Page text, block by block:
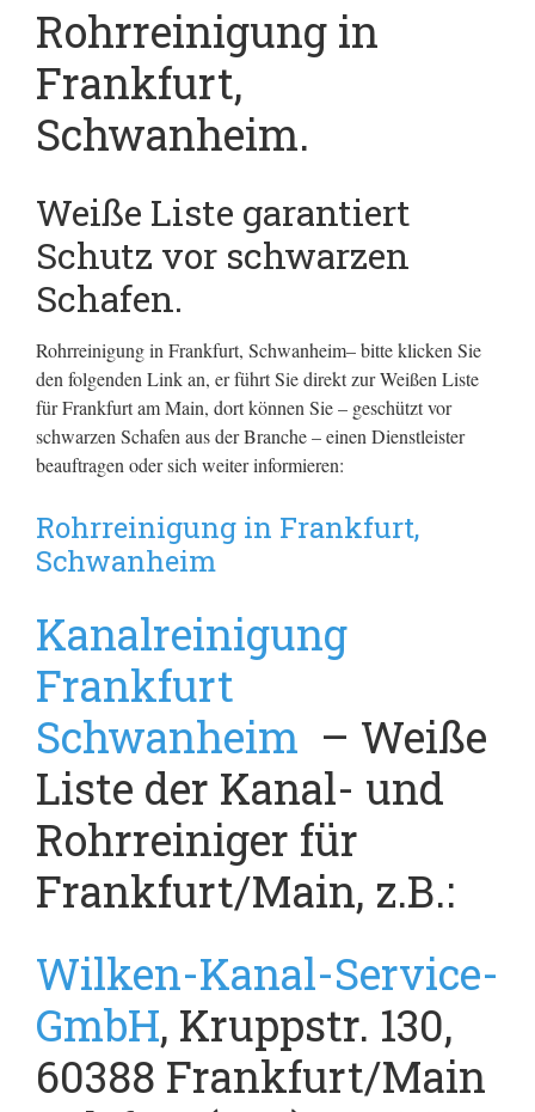
Rohrreinigung in
Frankfurt,
Schwanheim.
Weiße Liste garantiert
Schutz vor schwarzen
Schafen.
Rohrreinigung in Frankfurt, Schwanheim– bitte klicken Sie
den folgenden Link an, er führt Sie direkt zur Weißen Liste
für Frankfurt am Main, dort können Sie – geschützt vor
schwarzen Schafen aus der Branche – einen Dienstleister
beauftragen oder sich weiter informieren:
Rohrreinigung in Frankfurt,
Schwanheim
Kanalreinigung
Frankfurt
Schwanheim – Weiße
Liste der Kanal- und
Rohrreiniger für
Frankfurt/Main, z.B.:
Wilken-Kanal-Service-
GmbH, Kruppstr. 130,
60388 Frankfurt/Main